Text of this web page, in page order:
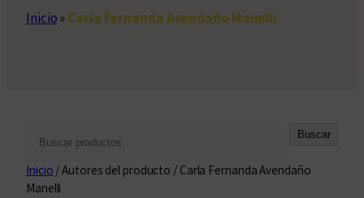
Inicio»Carla Fernanda Avendaño Manelli
s
c
Buscar
Inicio / Autores del producto / Carla Fernanda Avendaño
Manelli